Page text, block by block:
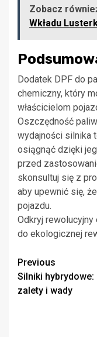
Zobacz
Wkładu
Dodatek DPF do
chemiczny, który
właścicielom
Oszczędność
wydajności silnika
osiągnąć dzięki
przed
skonsultuj się z
aby upewnić się,
pojazdu.
Odkryj
do ekologicznej
Continue
Reading
Previous
Silniki hybrydowe:
zalety i wady